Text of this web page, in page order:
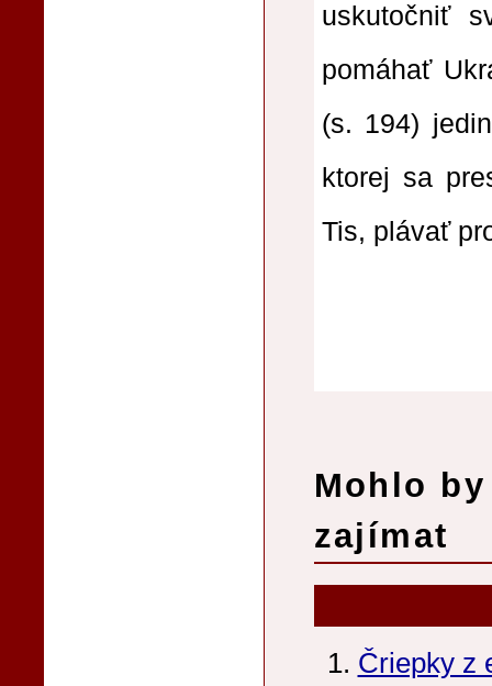
uskutočniť
pomáhať
(s. 194)
ktorej sa
Tis, plávať
Mohlo
zajímat
Čriepky z